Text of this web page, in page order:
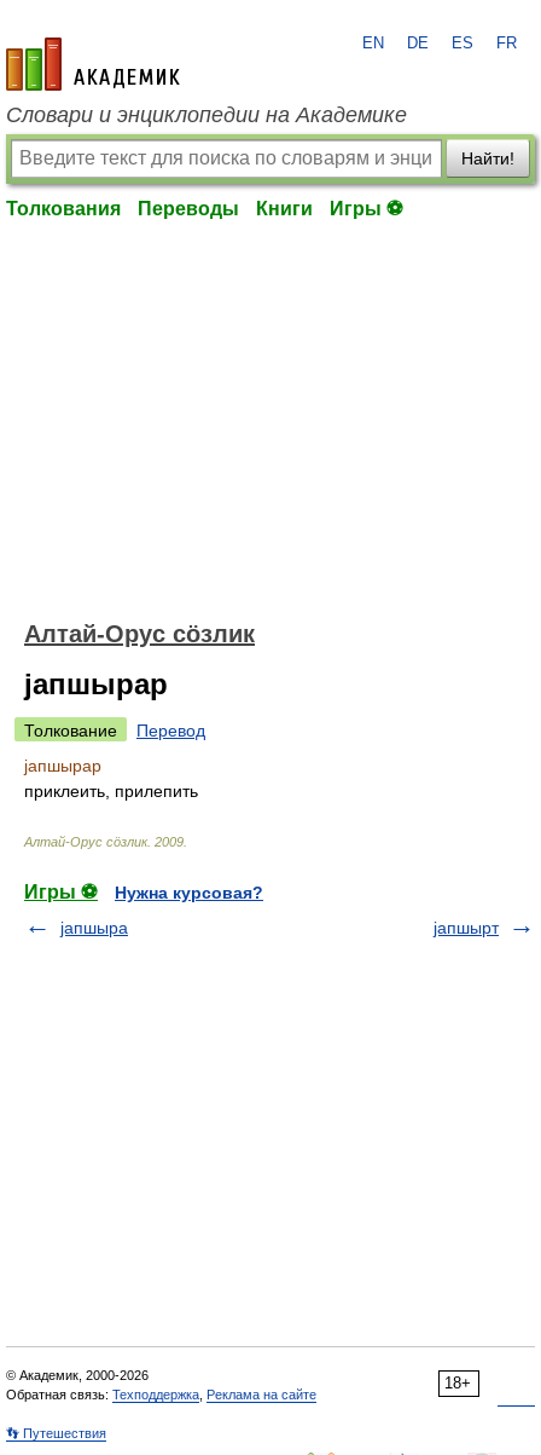
academic.ru
EN DE ES FR
Словари и энциклопедии на Академике
Найти!
Толкования Переводы Книги Игры ⚽
Алтай-Орус сöзлик
jапшырар
Толкование
Перевод
jапшырар
приклеить, прилепить
Алтай-Орус сöзлик. 2009
Игры ⚽
Нужна курсовая?
jапшыра
jапшырт
18+
© Академик, 2000-2026
Обратная связь: Техподдержка Реклама на сайте
👣 Путешествия